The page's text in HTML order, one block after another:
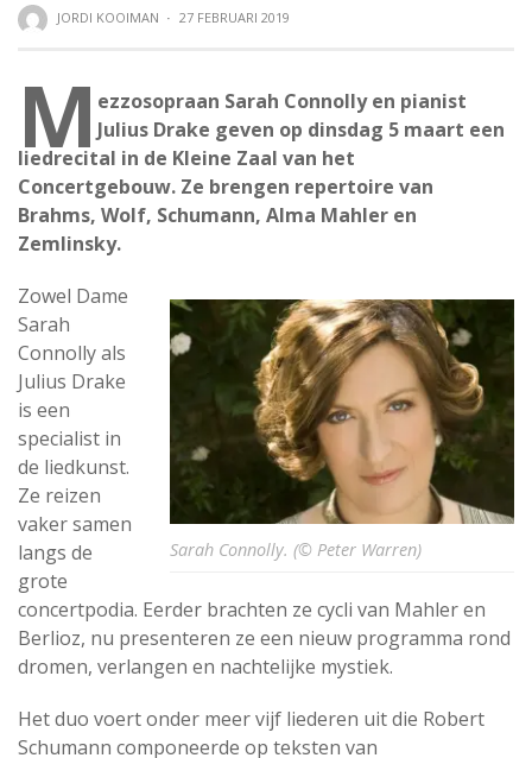
JORDI KOOIMAN · 27 FEBRUARI 2019
Mezzosopraan Sarah Connolly en pianist
Julius Drake geven op dinsdag 5 maart een
liedrecital in de Kleine Zaal van het
Concertgebouw. Ze brengen repertoire van
Brahms, Wolf, Schumann, Alma Mahler en
Zemlinsky.
Sarah Connolly. (© Peter Warren)
Zowel Dame
Sarah
Connolly als
Julius Drake
is een
specialist in
de liedkunst.
Ze reizen
vaker samen
langs de
grote
concertpodia. Eerder brachten ze cycli van Mahler en
Berlioz, nu presenteren ze een nieuw programma rond
dromen, verlangen en nachtelijke mystiek.
Het duo voert onder meer vijf liederen uit die Robert
Schumann componeerde op teksten van